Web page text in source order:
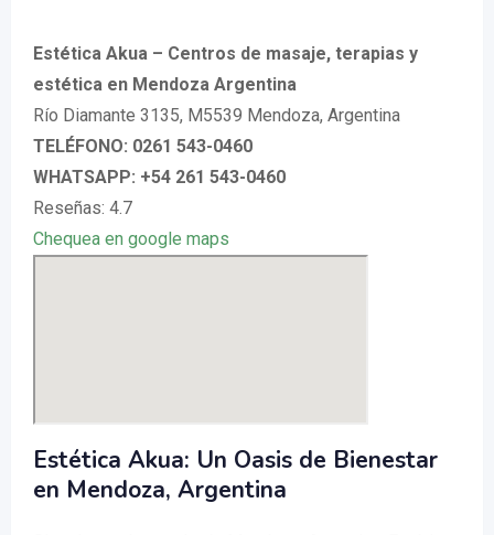
Estética Akua – Centros de masaje, terapias y
estética en Mendoza Argentina
Río Diamante 3135, M5539 Mendoza, Argentina
TELÉFONO: 0261 543-0460
WHATSAPP: +54 261 543-0460
Reseñas: 4.7
Chequea en google maps
Estética Akua: Un Oasis de Bienestar
en Mendoza, Argentina